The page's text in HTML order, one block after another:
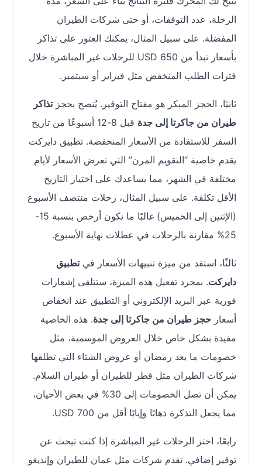
الرحلة، عدد التوقفات، أو حتى شركات الطيران
المفضلة. على سبيل المثال، يمكنك العثور على تذاكر
بأسعار تبدأ من 650 USD للرحلات غير المباشرة خلال
فترات الطلب المنخفض مثل فبراير أو سبتمبر.
ثانيًا، الحجز المبكر هو مفتاح التوفير. يُنصح بحجز تذاكر
طيران من جاكرتا إلى جدة
قبل 8-12 أسبوعًا من تاريخ
السفر للاستفادة من الأسعار المنخفضة. تطبيق دايركت
يقدم خاصية “التقويم المرن” التي تعرض الأسعار لأيام
مختلفة في الشهر، مما يساعدك على اختيار التاريخ
الأقل تكلفة. على سبيل المثال، رحلات منتصف الأسبوع
(الإثنين إلى الخميس) غالبًا ما تكون أرخص بنسبة 15-
ثالثًا، استفد من ميزة تنبيهات الأسعار فيتطبيق
دايركت. بمجرد تفعيل هذه الميزة، ستتلقى إشعارات
فورية عبر البريد الإلكتروني أو التطبيق عند انخفاض
أسعارحجز طيران من جاكرتا إلى جدة. هذه الخاصية
مفيدة بشكل خاص خلال العروض الموسمية، مثل
خصومات ما بعد رمضان أو عروض الشتاء التي تطلقها
شركات الطيران مثل قطر للطيران أو طيران السلام.
يمكن أن تصل الخصومات إلى 30% في بعض الأحيان،
مما يجعل التذكرة ذهابًا وإيابًا أقل من 700 USD.
رابعًا، اختر الرحلات غير المباشرة إذا كنت تبحث عن
توفير إضافي. تقدم شركات مثل عمان للطيران وإنديغو